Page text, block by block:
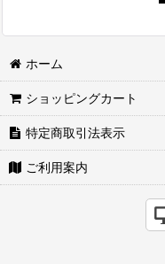
ホーム
ショッピングカート
特定商取引法表示
ご利用案内